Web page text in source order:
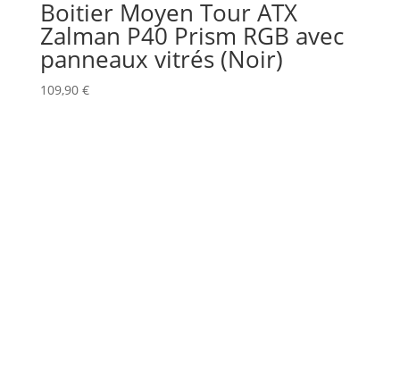
Boitier Moyen Tour ATX
Zalman P40 Prism RGB avec
panneaux vitrés (Noir)
109,90 €